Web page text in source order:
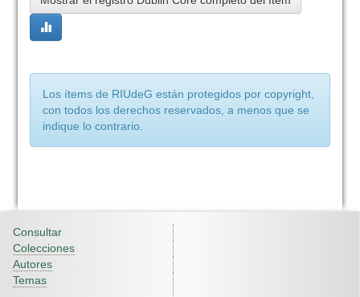
Los ítems de RIUdeG están protegidos por copyright,
con todos los derechos reservados, a menos que se
indique lo contrario.
Consultar
Colecciones
Autores
Temas